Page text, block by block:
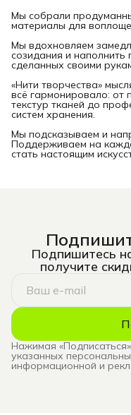
Мы собрали
материалы для
Мы вдохновляем
созидания и наполнить
сделанных своими
«Нити творчества»
всё гармонировало: от
текстур тканей до
систем хранения.
Мы подсказываем и
Поддерживаем на
стать настоящим
Подпишитесь
получите
Нажимая
указанных
информационной и